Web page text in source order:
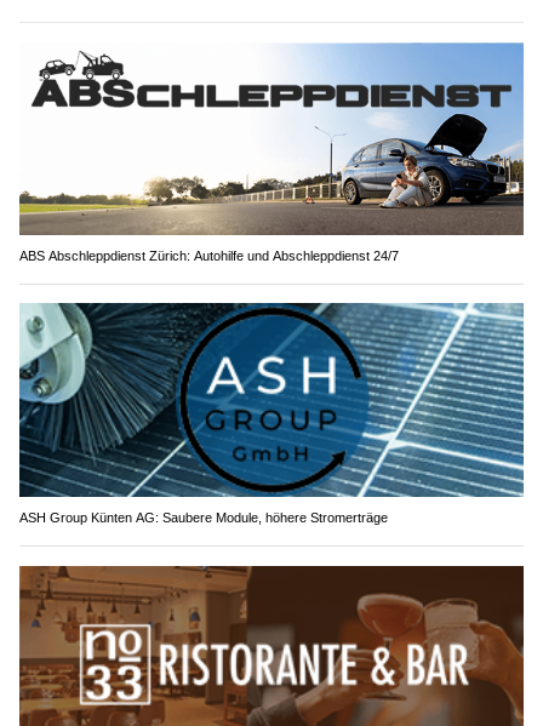
ABS Abschleppdienst Zürich: Autohilfe und Abschleppdienst 24/7
ASH Group Künten AG: Saubere Module, höhere Stromerträge